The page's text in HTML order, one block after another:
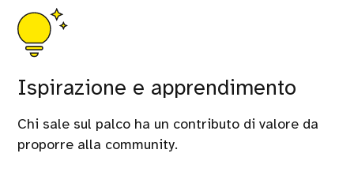
Ispirazione e apprendimento
Chi sale sul palco ha un contributo di valore da
proporre alla community.